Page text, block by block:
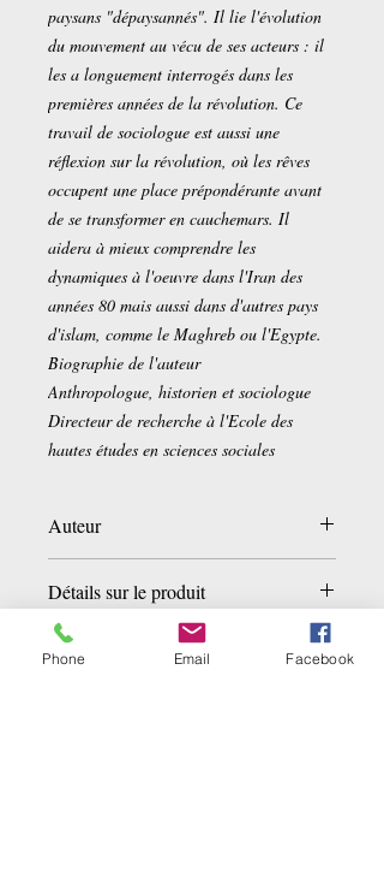
paysans "dépaysannés". Il lie l'évolution
du mouvement au vécu de ses acteurs : il
les a longuement interrogés dans les
premières années de la révolution. Ce
travail de sociologue est aussi une
réflexion sur la révolution, où les rêves
occupent une place prépondérante avant
de se transformer en cauchemars. Il
aidera à mieux comprendre les
dynamiques à l'oeuvre dans l'Iran des
années 80 mais aussi dans d'autres pays
d'islam, comme le Maghreb ou l'Egypte.
Biographie de l'auteur
Anthropologue, historien et sociologue
Directeur de recherche à l'Ecole des
hautes études en sciences sociales
Auteur
Détails sur le produit
Broché:
Editeur :
Les Presses de Sciences Po (1
Phone Email Facebook